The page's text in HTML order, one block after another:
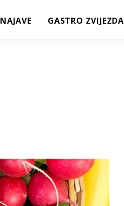
NAJAVE GASTRO ZVIJEZDA